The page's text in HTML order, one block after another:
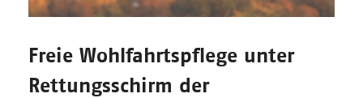
Freie Wohlfahrtspflege unter
Rettungsschirm der